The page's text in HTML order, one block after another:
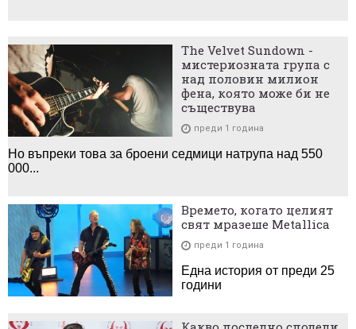
The Velvet Sundown -
мистериозната група с
над половин милион
фена, която може би не
съществува
преди 1 година
Но въпреки това за броени седмици натрупа над 550
000...
Времето, когато целият
свят мразеше Metallica
преди 1 година
Една история от преди 25
години